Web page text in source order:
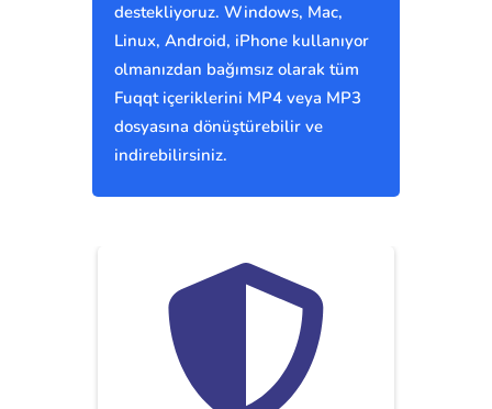
destekliyoruz. Windows, Mac,
Linux, Android, iPhone kullanıyor
olmanızdan bağımsız olarak tüm
Fuqqt içeriklerini MP4 veya MP3
dosyasına dönüştürebilir ve
indirebilirsiniz.